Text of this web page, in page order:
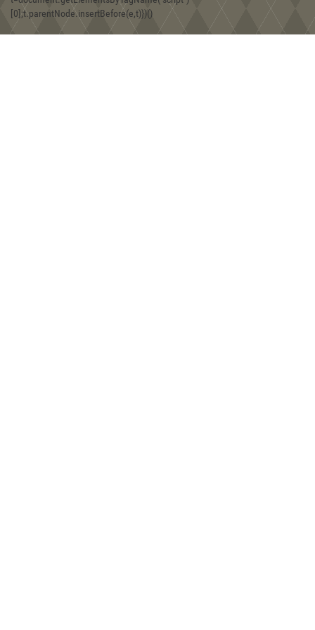
08:30, 30.12.2019
Игра Forgotten Realms: Demon Stone
[0];t.parentNode.insertBefore(e,t)})()